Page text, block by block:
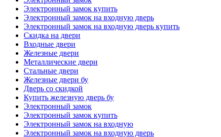
Электронный замок купить
Электронный замок на входную дверь
Электронный замок на входную дверь купить
Скидка на двери
Входные двери
Железные двери
Металлические двери
Стальные двери
Железные двери бу
Дверь со скидкой
Купить железную дверь бу
Электронный замок
Электронный замок купить
Электронный замок на входную
Электронный замок на входную дверь